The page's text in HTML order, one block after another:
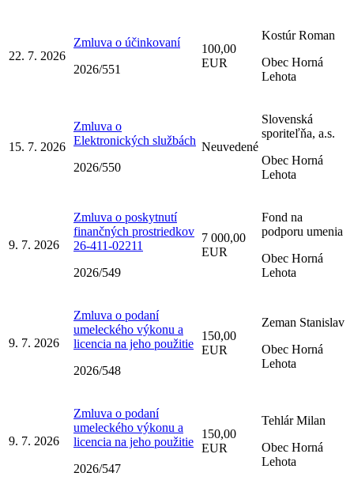
22. 7. 2026
Zmluva o účinkovaní
2026/551
100,00
EUR
Kostúr Roman
Obec Horná
Lehota
15. 7. 2026
Zmluva o
Elektronických službách
2026/550
Neuvedené
Slovenská
sporiteľňa, a.s.
Obec Horná
Lehota
9. 7. 2026
Zmluva o poskytnutí
finančných prostriedkov
26-411-02211
2026/549
7 000,00
EUR
Fond na
podporu umenia
Obec Horná
Lehota
9. 7. 2026
Zmluva o podaní
umeleckého výkonu a
licencia na jeho použitie
2026/548
150,00
EUR
Zeman Stanislav
Obec Horná
Lehota
9. 7. 2026
Zmluva o podaní
umeleckého výkonu a
licencia na jeho použitie
2026/547
150,00
EUR
Tehlár Milan
Obec Horná
Lehota